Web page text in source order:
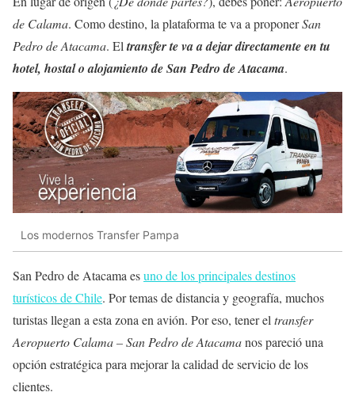
de Calama. Como destino, la plataforma te va a proponerSan
Pedro de Atacama. Eltransfer te va a dejar directamente en tu
hotel, hostal o alojamiento de San Pedro de Atacama.
Los modernos Transfer Pampa
San Pedro de Atacama esuno de los principales destinos
turísticos de Chile. Por temas de distancia y geografía, muchos
turistas llegan a esta zona en avión. Por eso, tener eltransfer
Aeropuerto Calama – San Pedro de Atacamanos pareció una
opción estratégica para mejorar la calidad de servicio de los
clientes.